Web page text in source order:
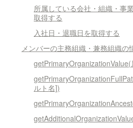
所属している会社・組織・事
取得する
入社日・退職日を取得する
メンバーの主務組織・兼務組織の
getPrimaryOrganizationValue(
ルト名])